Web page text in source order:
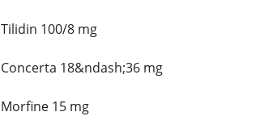
Tilidin 100/8 mg
Concerta 18&ndash;36 mg
Morfine 15 mg